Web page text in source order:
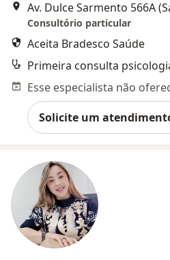
Consultório particular
Aceita Bradesco Saúde
Primeira consulta
Solicite um